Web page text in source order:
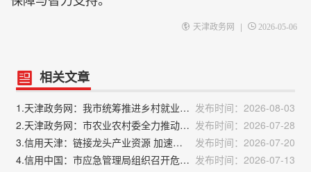
天津政务网 | 2026-05-06
相关文章
1.天津政务网：我市统筹推进乡村就业驿站建设 赋能群众稳就业促增收 发布时间：2026-08-03
2.天津政务网：市农业农村委全力推动静海区高标准创建国家农业现代化示范区 发布时间：2026-07-28
3.信用天津：链接龙头产业资源 加速企业数智转型
发布时间：2026-07-20
4.信用中国：市应急管理局组织召开危险化学品安全生产工作调度会 发布时间：2026-07-13